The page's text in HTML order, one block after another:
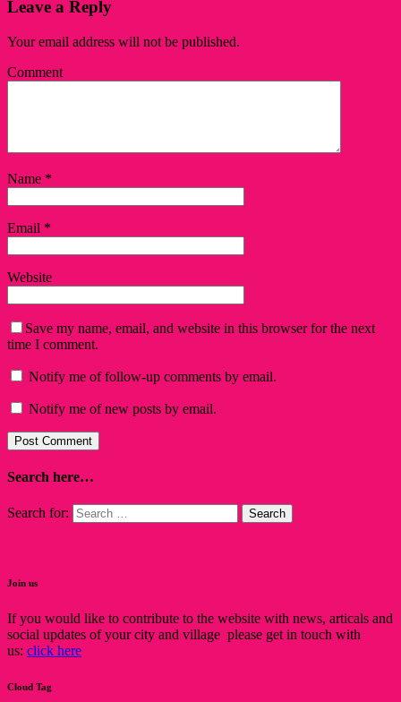
Leave a Reply
Your email address will not be published.
Comment
Name *
Email *
Website
Save my name, email, and website in this browser for the next
time I comment.
Notify me of follow-up comments by email.
Notify me of new posts by email.
Search here…
Search for:
Join us
If you would like to contribute to the website with news, articals and
social updates of your city and village please get in touch with
us: click here
Cloud Tag